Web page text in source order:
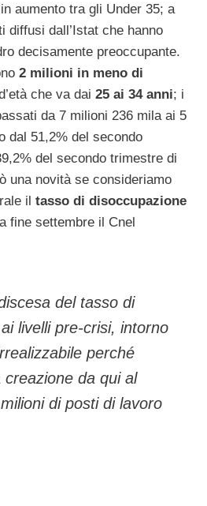
aumento tra gli Under 35; a
diffusi dall’Istat che hanno
decisamente preoccupante.
2 milioni in meno di
che va dai 25 ai 34 anni; i
da 7 milioni 236 mila ai 5
dal 51,2% del secondo
del secondo trimestre di
una novità se consideriamo
il tasso di disoccupazione
fine settembre il Cnel
del tasso di
livelli pre-crisi, intorno
perché
da qui al
di posti di lavoro